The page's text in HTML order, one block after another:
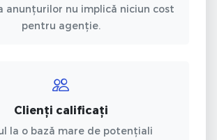
anunțurilor nu implică niciun cost
pentru agenție.
Clienți calificați
la o bază mare de potențiali